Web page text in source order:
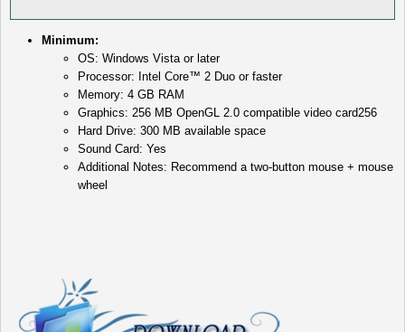
Minimum:
OS: Windows Vista or later
Processor: Intel Core™ 2 Duo or faster
Memory: 4 GB RAM
Graphics: 256 MB OpenGL 2.0 compatible video card256
Hard Drive: 300 MB available space
Sound Card: Yes
Additional Notes: Recommend a two-button mouse + mouse
wheel